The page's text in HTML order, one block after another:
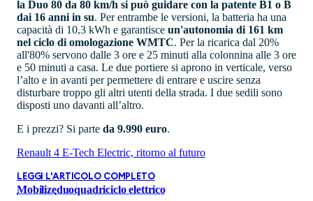
la Duo 80 da 80 km/h si può guidare con la patente B1 o B
dai 16 anni in su. Per entrambe le versioni, la batteria ha una
capacità di 10,3 kWh e garantisce un'autonomia di 161 km
nel ciclo di omologazione WMTC. Per la ricarica dal 20%
all'80% servono dalle 3 ore e 25 minuti alla colonnina alle 3 ore
e 50 minuti a casa. Le due portiere si aprono in verticale, verso
l’alto e in avanti per permettere di entrare e uscire senza
disturbare troppo gli altri utenti della strada. I due sedili sono
disposti uno davanti all’altro.
E i prezzi? Si parte da 9.990 euro.
Renault 4 E-Tech Electric, ritorno al futuro
LEGGI L'ARTICOLO COMPLETO
Mobilizeduoquadriciclo elettrico